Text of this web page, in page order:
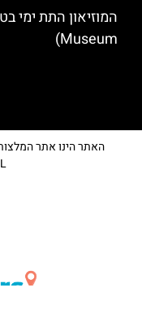
Museum)
האתר הינו אתר